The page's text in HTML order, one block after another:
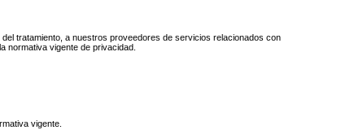
tratamiento, a nuestros proveedores de servicios relacionados con
normativa vigente de privacidad.
vigente.